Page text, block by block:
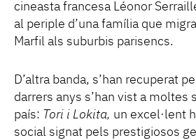
cineasta francesa Léonor
al periple d’una família que
Marfil als suburbis parisencs.
D’altra banda, s’han recuperat
darrers anys s’han vist a moltes
país: Tori i Lokita, un excel·lent
social signat pels prestigiosos